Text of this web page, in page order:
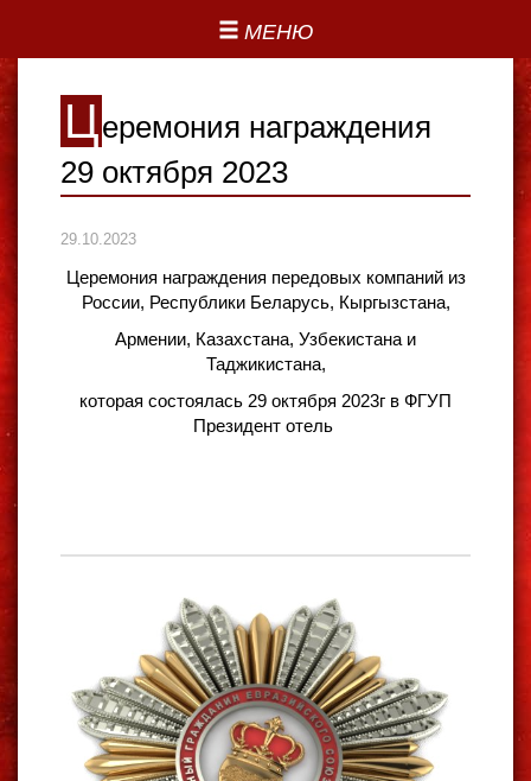
МЕНЮ
Церемония награждения
29 октября 2023
29.10.2023
Церемония награждения передовых компаний из
России, Республики Беларусь, Кыргызстана,
Армении, Казахстана, Узбекистана и
Таджикистана,
которая состоялась 29 октября 2023г в ФГУП
Президент отель